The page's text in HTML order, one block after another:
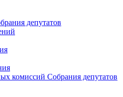
депутатов
комиссий Собрания депутатов